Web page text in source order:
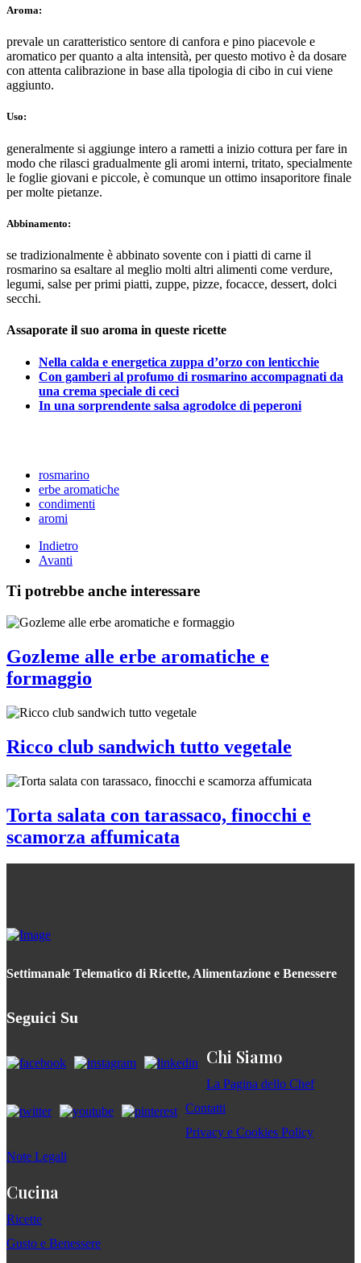
Aroma:
prevale un caratteristico sentore di canfora e pino piacevole e
aromatico per quanto a alta intensità, per questo motivo è da dosare
con attenta calibrazione in base alla tipologia di cibo in cui viene
aggiunto.
Uso:
generalmente si aggiunge intero a rametti a inizio cottura per fare in
modo che rilasci gradualmente gli aromi interni, tritato, specialmente
le foglie giovani e piccole, è comunque un ottimo insaporitore finale
per molte pietanze.
Abbinamento:
se tradizionalmente è abbinato sovente con i piatti di carne il
rosmarino sa esaltare al meglio molti altri alimenti come verdure,
legumi, salse per primi piatti, zuppe, pizze, focacce, dessert, dolci
secchi.
Assaporate il suo aroma in queste ricette
Nella calda e energetica zuppa d’orzo con lenticchie
Con gamberi al profumo di rosmarino accompagnati da
una crema speciale di ceci
In una sorprendente salsa agrodolce di peperoni
rosmarino
erbe aromatiche
condimenti
aromi
Indietro
Avanti
Ti potrebbe anche interessare
Gozleme alle erbe aromatiche e
formaggio
Ricco club sandwich tutto vegetale
Torta salata con tarassaco, finocchi e
scamorza affumicata
Settimanale Telematico di Ricette, Alimentazione e Benessere
Seguici Su
Chi Siamo
La Pagina dello Chef
Contatti
Privacy e Cookies Policy
Note Legali
Cucina
Ricette
Gusto e Benessere